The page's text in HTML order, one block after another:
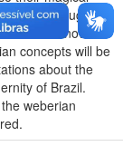
although the
unknown to
concepts will be
about the
of Brazil.
weberian